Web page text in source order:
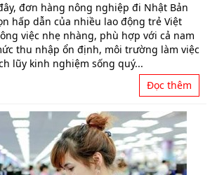
đơn hàng nông nghiệp đi Nhật Bản
hấp dẫn của nhiều lao động trẻ Việt
việc nhẹ nhàng, phù hợp với cả nam
thu nhập ổn định, môi trường làm việc
lũy kinh nghiệm sống quý...
Đọc thêm